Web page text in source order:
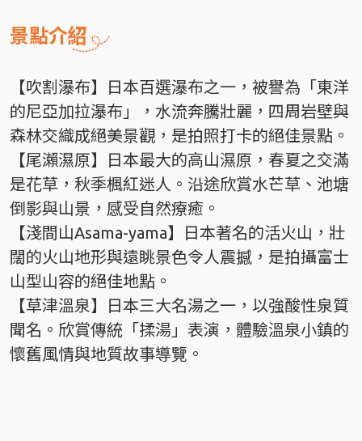
景點介紹
【吹割瀑布】日本百選瀑布之一，被譽為「東洋
的尼亞加拉瀑布」，水流奔騰壯麗，四周岩壁與
森林交織成絕美景觀，是拍照打卡的絕佳景點。
【尾瀨濕原】日本最大的高山濕原，春夏之交滿
是花草，秋季楓紅迷人。沿途欣賞水芒草、池塘
倒影與山景，感受自然療癒。
【淺間山Asama-yama】日本著名的活火山，壯
闊的火山地形與遠眺景色令人震撼，是拍攝富士
山型山容的絕佳地點。
【草津溫泉】日本三大名湯之一，以強酸性泉質
聞名。欣賞傳統「揉湯」表演，體驗溫泉小鎮的
懷舊風情與地質故事導覽。